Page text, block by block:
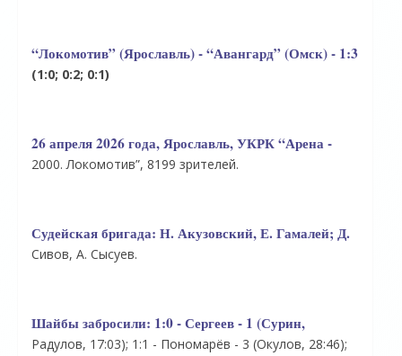
“Локомотив” (Ярославль) - “Авангард” (Омск) - 1:3
(1:0; 0:2; 0:1)
26 апреля 2026 года, Ярославль, УКРК “Арена -
2000. Локомотив”, 8199 зрителей.
Судейская бригада: Н. Акузовский, Е. Гамалей; Д.
Сивов, А. Сысуев.
Шайбы забросили: 1:0 - Сергеев - 1 (Сурин,
Радулов, 17:03); 1:1 - Пономарёв - 3 (Окулов, 28:46);